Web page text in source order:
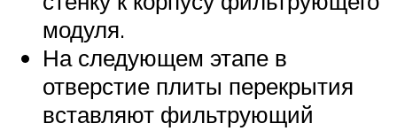
модуля.
На следующем этапе в
отверстие плиты перекрытия
вставляют фильтрующий